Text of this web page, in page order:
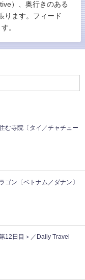
）、奥行きのある
ります。フィード
。
む寺院〔タイ／チャチュー
ゴン〔ベトナム／ダナン〕
12日目＞／Daily Travel